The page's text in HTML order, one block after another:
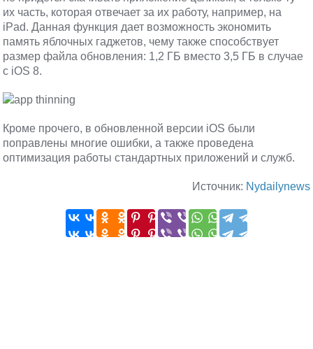
их часть, которая отвечает за их работу, например, на
iPad. Данная функция дает возможность экономить
память яблочных гаджетов, чему также способствует
размер файла обновления: 1,2 ГБ вместо 3,5 ГБ в случае
с iOS 8.
Кроме прочего, в обновленной версии iOS были
поправлены многие ошибки, а также проведена
оптимизация работы стандартных приложений и служб.
Источник: Nydailynews